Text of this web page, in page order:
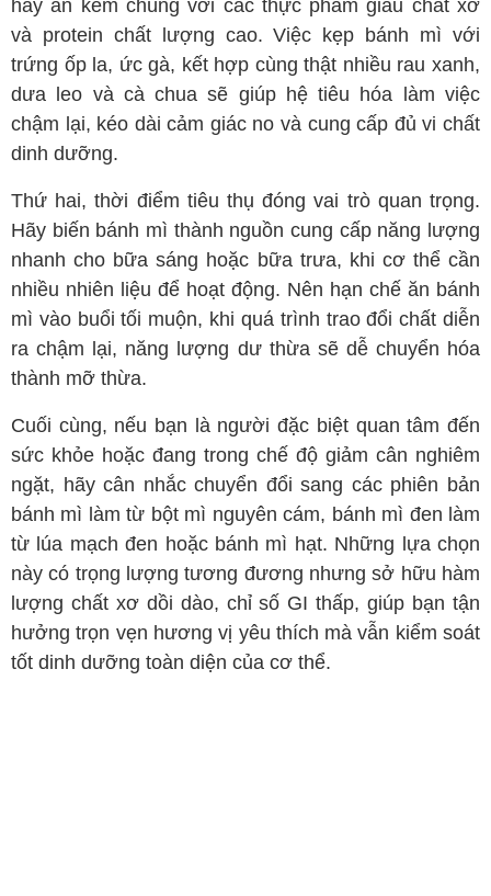
hãy ăn kèm chúng với các thực phẩm giàu chất xơ
và protein chất lượng cao. Việc kẹp bánh mì với
trứng ốp la, ức gà, kết hợp cùng thật nhiều rau xanh,
dưa leo và cà chua sẽ giúp hệ tiêu hóa làm việc
chậm lại, kéo dài cảm giác no và cung cấp đủ vi chất
dinh dưỡng.
Thứ hai, thời điểm tiêu thụ đóng vai trò quan trọng.
Hãy biến bánh mì thành nguồn cung cấp năng lượng
nhanh cho bữa sáng hoặc bữa trưa, khi cơ thể cần
nhiều nhiên liệu để hoạt động. Nên hạn chế ăn bánh
mì vào buổi tối muộn, khi quá trình trao đổi chất diễn
ra chậm lại, năng lượng dư thừa sẽ dễ chuyển hóa
thành mỡ thừa.
Cuối cùng, nếu bạn là người đặc biệt quan tâm đến
sức khỏe hoặc đang trong chế độ giảm cân nghiêm
ngặt, hãy cân nhắc chuyển đổi sang các phiên bản
bánh mì làm từ bột mì nguyên cám, bánh mì đen làm
từ lúa mạch đen hoặc bánh mì hạt. Những lựa chọn
này có trọng lượng tương đương nhưng sở hữu hàm
lượng chất xơ dồi dào, chỉ số GI thấp, giúp bạn tận
hưởng trọn vẹn hương vị yêu thích mà vẫn kiểm soát
tốt dinh dưỡng toàn diện của cơ thể.